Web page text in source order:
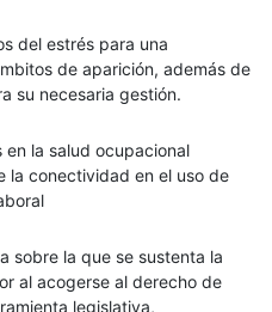
del estrés para una
de aparición, además de
su necesaria gestión.
la salud ocupacional
la conectividad en el uso de
sobre la que se sustenta la
al acogerse al derecho de
legislativa,